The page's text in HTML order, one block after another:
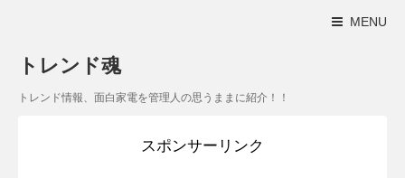
MENU
トレンド魂
トレンド情報、面白家電を管理人の思うままに紹介！！
スポンサーリンク